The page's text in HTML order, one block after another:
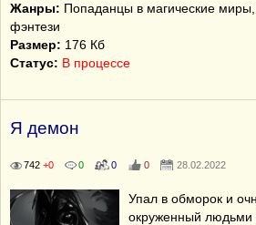
Жанры: Попаданцы в магические
фэнтези
Размер: 176 Кб
Статус: В процессе
Я демон
742 +0 0 0 0 28.02.2022
Упал в обморок и
окруженный людьми